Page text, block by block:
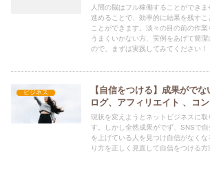
人間の脳はフル稼働することができ
進めることで、効率的に結果を残す
ことができます。淡々の目の前の作
うまくいかない方、実例をあげて簡
ので、まずは実践してみてください！
ビジネス
【自信をつける】成果がで
ログ、アフィリエイト 、コ
現状を変えようとネットビジネスに
す。しかし全然成果がでず、SNSで
を上げている人を見つけ自信がなく
り方を正しく見直して自信をつける方